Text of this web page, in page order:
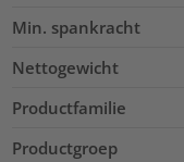
Min. spankracht
Nettogewicht
Productfamilie
Productgroep